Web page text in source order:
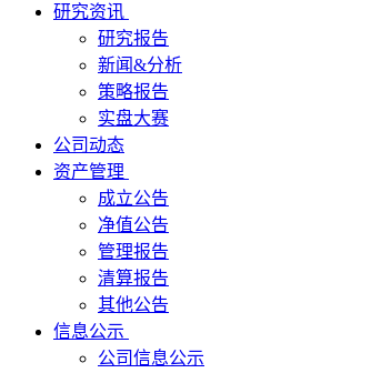
研究资讯
研究报告
新闻&分析
策略报告
实盘大赛
公司动态
资产管理
成立公告
净值公告
管理报告
清算报告
其他公告
信息公示
公司信息公示